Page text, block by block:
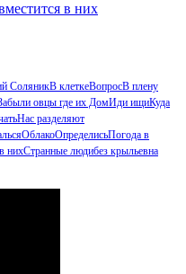
в них
СоляникВ клеткеВопросВ плену
овцы где их ДомИди ищиКуда
Нас разделяют
ОблакоОпределисьПогода в
нихСтранные людибез крыльевна